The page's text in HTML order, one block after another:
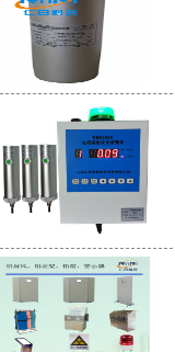
4 结束语
① 在线X 射线测量
现有系统进行少量
带钢温度的测量、宽
台测量设备才能完成
② 在线X 射线测量设
③ 随着计算机技术的
线及部件之间的网络
部的历史数据统计分
来源：机械专
相关产品